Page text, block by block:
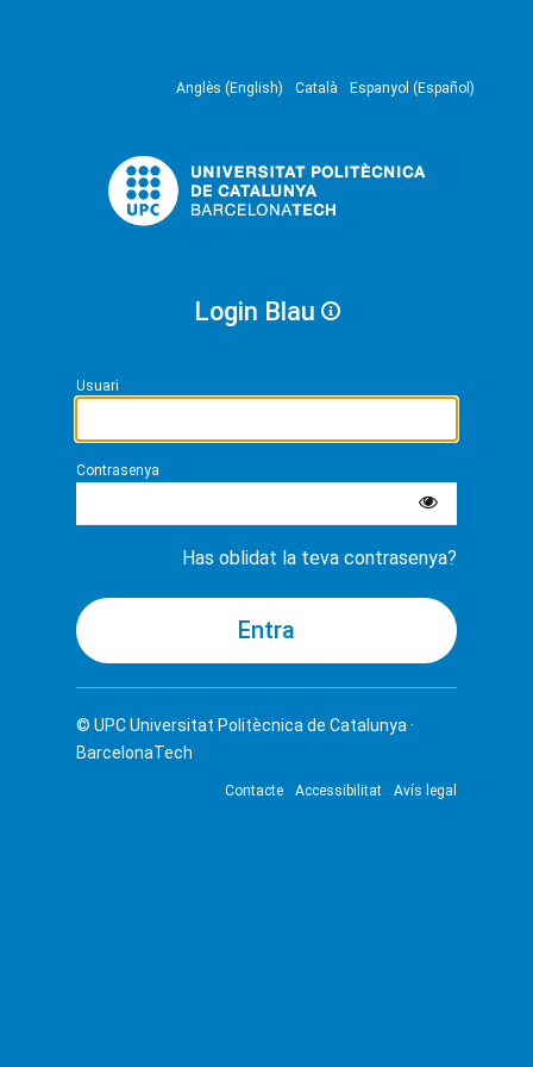
Anglès (English) Català Espanyol (Español)
Login Blau
Usuari
Contrasenya
Has oblidat la teva contrasenya?
© UPCUniversitat Politècnica de Catalunya ·
BarcelonaTech
Contacte Accessibilitat Avís legal